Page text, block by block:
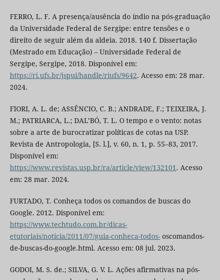
FERRO, L. F. A presença/ausência do índio na pós-graduação
da Universidade Federal de Sergipe: entre tensões e o
direito de seguir além da aldeia. 2018. 140 f. Dissertação
(Mestrado em Educação) – Universidade Federal de
Sergipe, Sergipe, 2018. Disponível em:
https://ri.ufs.br/jspui/handle/riufs/9642. Acesso em: 28 mar.
2024.
FIORI, A. L. de; ASSÊNCIO, C. B.; ANDRADE, F.; TEIXEIRA, J.
M.; PATRIARCA, L.; DAL’BÓ, T. L. O tempo e o vento: notas
sobre a arte de burocratizar políticas de cotas na USP.
Revista de Antropologia, [S. l.], v. 60, n. 1, p. 55–83, 2017.
Disponível em:
https://www.revistas.usp.br/ra/article/view/132101 . Acesso
em: 28 mar. 2024.
FURTADO, T. Conheça todos os comandos de buscas do
Google. 2012. Disponível em:
https://www.techtudo.com.br/dicas-
etutoriais/noticia/2011/07/guia-conheca-todos-oscomandos-
de-buscas-do-google.html. Acesso em: 08 jul. 2023.
GODOI, M. S. de.; SILVA, G. V. L. Ações afirmativas na pós-